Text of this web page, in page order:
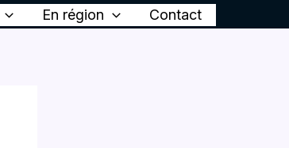
En région Contact